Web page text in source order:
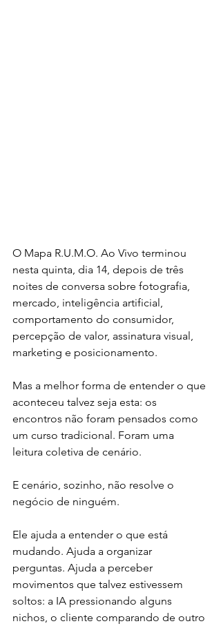
O Mapa R.U.M.O. Ao Vivo terminou
nesta quinta, dia 14, depois de três
noites de conversa sobre fotografia,
mercado, inteligência artificial,
comportamento do consumidor,
percepção de valor, assinatura visual,
marketing e posicionamento.
Mas a melhor forma de entender o que
aconteceu talvez seja esta: os
encontros não foram pensados como
um curso tradicional. Foram uma
leitura coletiva de cenário.
E cenário, sozinho, não resolve o
negócio de ninguém.
Ele ajuda a entender o que está
mudando. Ajuda a organizar
perguntas. Ajuda a perceber
movimentos que talvez estivessem
soltos: a IA pressionando alguns
nichos, o cliente comparando de outro